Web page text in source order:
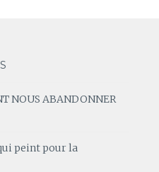
NOUS ABANDONNER
peint pour la